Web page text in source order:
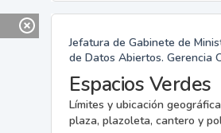
Jefatura de Gabinete de
de Datos Abiertos. Gerencia
Espacios Verdes
Límites y ubicación
plaza, plazoleta, cantero y